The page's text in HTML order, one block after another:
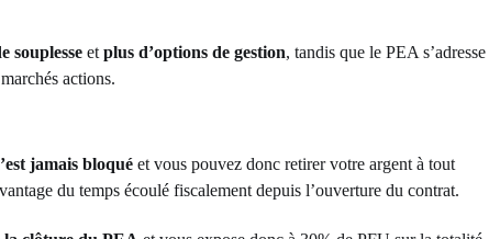
souplesse et plus d’options de gestion, tandis que le PEA s’adresse
actions.
jamais bloqué et vous pouvez donc retirer votre argent à tout
du temps écoulé fiscalement depuis l’ouverture du contrat.